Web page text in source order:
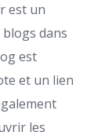
est un
dans
est
et un lien
les